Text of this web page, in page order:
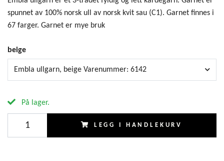
spunnet av 100% norsk ull av norsk kvit sau (C1). Garnet finnes i
67 farger. Garnet er mye bruk
beige
Embla ullgarn, beige Varenummer: 6142
På lager.
LEGG I HANDLEKURV